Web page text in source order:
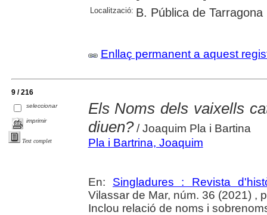
Localització: B. Pública de Tarragona
Enllaç permanent a aquest
9 / 216
seleccionar
imprimir
Text complet
Els Noms dels vaixells
diuen?/ Joaquim Pla i Bartina
Pla i Bartrina, Joaquim
En: Singladures : Revista
Vilassar de Mar, núm. 36 (2021) ,
Inclou relació de noms i